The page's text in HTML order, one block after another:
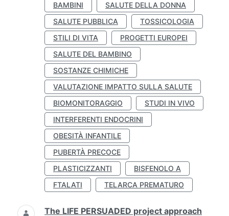
BAMBINI
SALUTE DELLA DONNA
SALUTE PUBBLICA
TOSSICOLOGIA
STILI DI VITA
PROGETTI EUROPEI
SALUTE DEL BAMBINO
SOSTANZE CHIMICHE
VALUTAZIONE IMPATTO SULLA SALUTE
BIOMONITORAGGIO
STUDI IN VIVO
INTERFERENTI ENDOCRINI
OBESITÀ INFANTILE
PUBERTÀ PRECOCE
PLASTICIZZANTI
BISFENOLO A
FTALATI
TELARCA PREMATURO
The LIFE PERSUADED project approach